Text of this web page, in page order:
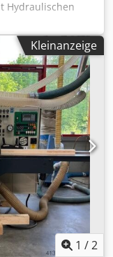
Hydraulischen
840 mm.
Kleinanzeige
1 /2